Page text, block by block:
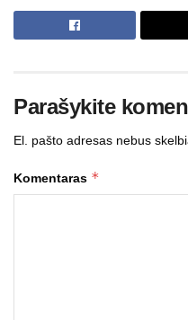
Parašykite
El. pašto adresas nebus
Komentaras *